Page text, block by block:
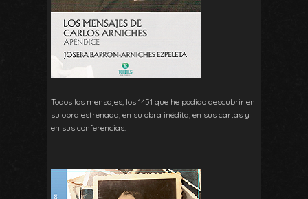
Todos los mensajes, los 1451 que he podido descubrir en
su obra estrenada, en su obra inédita, en sus cartas y
en sus conferencias.